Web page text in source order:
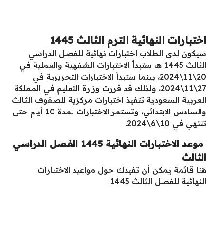
اختبارات النهائية الترم الثالث 1445
سيكون لدى الطلاب اختبارات نهائية للفصل الدراسي
الثالث 1445 هـ، ستبدأ الاختبارات الشفهية والعملية في
20\11\2024، بينما ستبدأ الاختبارات التحريرية في
27\11\2024، ولذلك قد قررت وزارة التعليم في المملكة
العربية السعودية تنفيذ اختبارات مركزية للصفوف الثالث
والسادس الابتدائي، وتستمر الاختبارات لمدة 10 أيام حتى
تنتهي في 10\6\2024.
موعد الاختبارات النهائية 1445 الفصل الدراسي
الثالث
هنا قائمة يمكن أن تفيدك حول مواعيد الاختبارات
النهائية للفصل الثالث 1445: